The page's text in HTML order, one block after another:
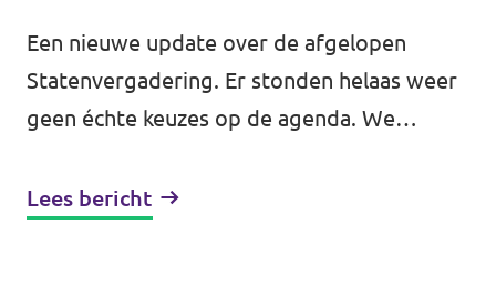
Een nieuwe update over de afgelopen
Statenvergadering. Er stonden helaas weer
geen échte keuzes op de agenda. We
onderhoud aan een brug op de A7 en de...
Lees bericht